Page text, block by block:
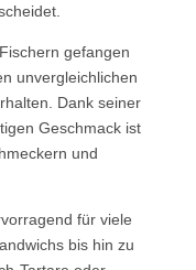
gefangen
unvergleichlichen
Dank seiner
Geschmack ist
und
für viele
bis hin zu